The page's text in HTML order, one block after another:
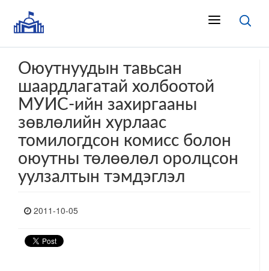
Оюутнуудын тавьсан
шаардлагатай холбоотой
МУИС-ийн захиргааны
зөвлөлийн хурлаас
томилогдсон комисс болон
оюутны төлөөлөл оролцсон
уулзалтын тэмдэглэл
2011-10-05